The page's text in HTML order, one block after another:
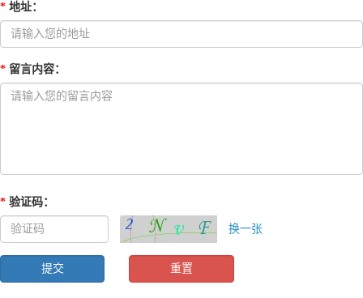
* 地址：
* 留言内容：
* 验证码：
换一张